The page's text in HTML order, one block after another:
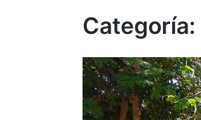
Categoría: